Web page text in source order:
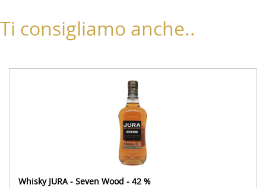
Ti consigliamo anche..
Whisky JURA - Seven Wood - 42 %